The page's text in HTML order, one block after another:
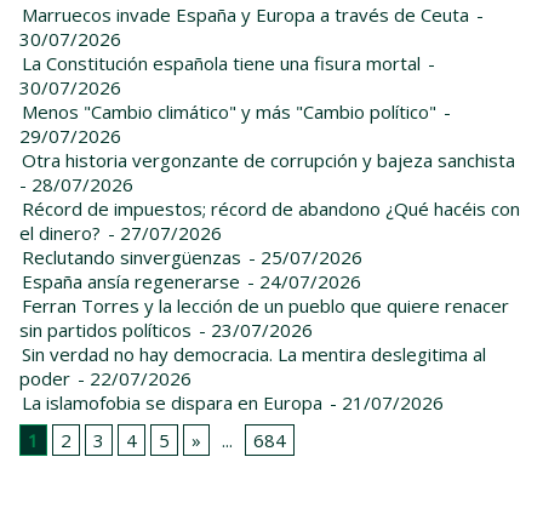
Marruecos invade España y Europa a través de Ceuta -
30/07/2026
La Constitución española tiene una fisura mortal -
30/07/2026
Menos "Cambio climático" y más "Cambio político" -
29/07/2026
Otra historia vergonzante de corrupción y bajeza sanchista
- 28/07/2026
Récord de impuestos; récord de abandono ¿Qué hacéis con
el dinero? - 27/07/2026
Reclutando sinvergüenzas - 25/07/2026
España ansía regenerarse - 24/07/2026
Ferran Torres y la lección de un pueblo que quiere renacer
sin partidos políticos - 23/07/2026
Sin verdad no hay democracia. La mentira deslegitima al
poder - 22/07/2026
La islamofobia se dispara en Europa - 21/07/2026
1
2 3 4 5 » ... 684